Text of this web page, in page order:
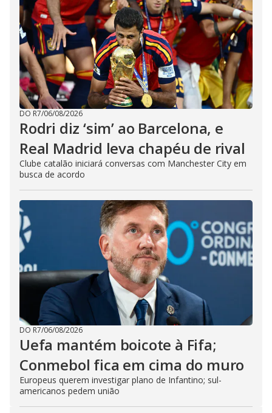
DO R7/06/08/2026
Rodri diz ‘sim’ ao Barcelona, e
Real Madrid leva chapéu de rival
Clube catalão iniciará conversas com Manchester City em
busca de acordo
DO R7/06/08/2026
Uefa mantém boicote à Fifa;
Conmebol fica em cima do muro
Europeus querem investigar plano de Infantino; sul-
americanos pedem união